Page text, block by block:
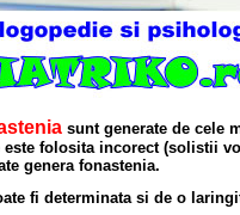
sunt generate de cele
este folosita incorect (solistii
genera fonastenia.
fi determinata si de o